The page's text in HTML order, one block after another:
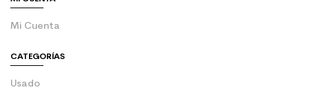
Mi Cuenta
CATEGORÍAS
Usado